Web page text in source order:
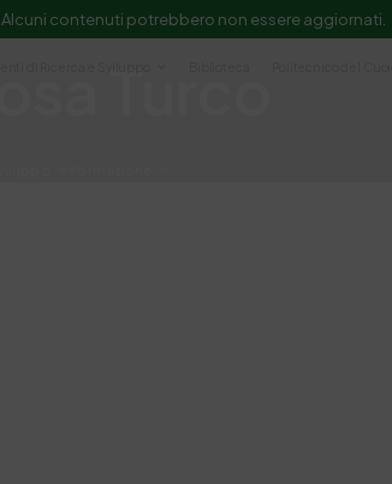
contenuti potrebbero non essere aggiornati.